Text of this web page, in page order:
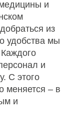
и
из
удобства мы
и
С этого
меняется – в
и